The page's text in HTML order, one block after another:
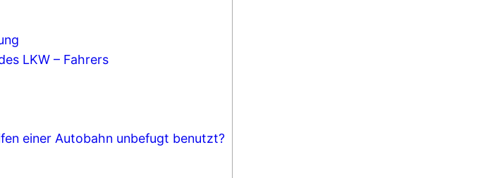
LKW – Fahrers
einer Autobahn unbefugt benutzt?